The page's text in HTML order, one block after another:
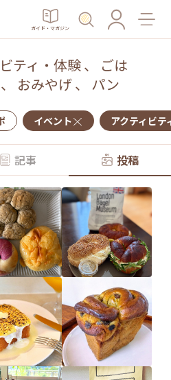
ガイド・マガジン
ティ・体験、
ごは
、 おみやげ 、 パン
イベント アクティビテ
記事 投稿